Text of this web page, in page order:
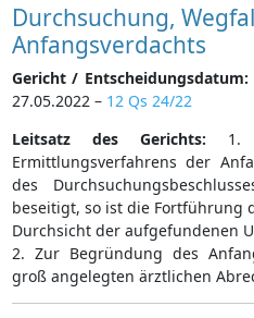
Durchsuchung,
Anfangsverdachts
Gericht / Entscheidungsdatum:
27.05.2022 – 12 Qs 24/22
Leitsatz des Gerichts: 1.
Ermittlungsverfahrens der
des
beseitigt, so ist die Fortführung
Durchsicht der aufgefundenen
2. Zur Begründung des
groß angelegten ärztlichen